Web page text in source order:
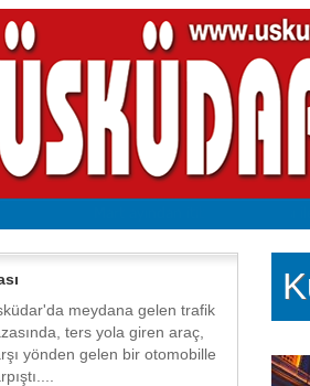
meydana gelen trafik
ters yola giren araç,
yönden gelen bir otomobille